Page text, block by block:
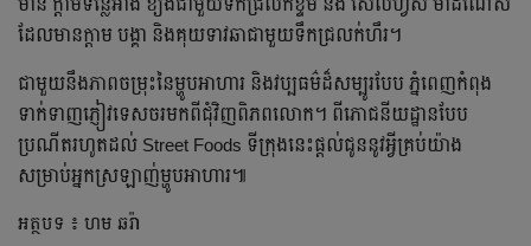
មាន ក្តាមទន្លេអាំង ខ្យងជាមួយទឹកជ្រលក់ខ្ទឹម និង សែលហ្វីស ម៉ាដណេស
ដែលមានក្តាម បង្គា និងគុយទាវឆាជាមួយទឹកជ្រលក់ហឹរ។
ជាមួយនឹងភាពចម្រុះនៃម្ហូបអាហារ និងវប្បធម៌ដ៏សម្បូរបែប ភ្នំពេញកំពុង
ទាក់ទាញភ្ញៀវទេសចរមកពីជុំវិញពិភពលោក។ ពីភោជនីយដ្ឋានបែប
ប្រណីតរហូតដល់ Street Foods ទីក្រុងនេះផ្តល់ជូននូវអ្វីគ្រប់យ៉ាង
សម្រាប់អ្នកស្រឡាញ់ម្ហូបអាហារ៕
អត្ថបទ ៖ ហម ឆរ៉ា